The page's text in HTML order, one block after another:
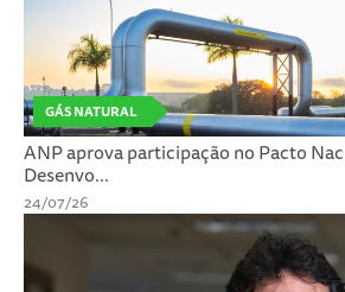
GÁS NATURAL
ANP aprova participação no Pacto
Desenvo...
24/07/26